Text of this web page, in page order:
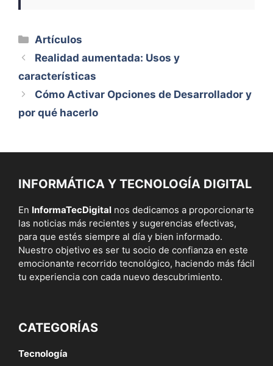
Categorías
Artículos
Realidad aumentada: Usos y
características
Cómo Activar Opciones de Desarrollador y
por qué hacerlo
INFORMÁTICA Y TECNOLOGÍA DIGITAL
En InformaTecDigital nos dedicamos a proporcionarte
las noticias más recientes y sugerencias efectivas,
para que estés siempre al día y bien informado.
Nuestro objetivo es ser tu socio de confianza en este
emocionante recorrido tecnológico, haciendo más fácil
tu experiencia con cada nuevo descubrimiento.
CATEGORÍAS
Tecnología